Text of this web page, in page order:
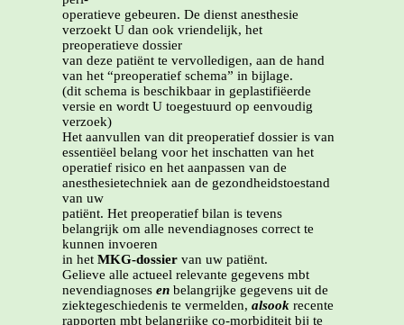
operatieve gebeuren. De dienst anesthesie
verzoekt U dan ook vriendelijk, het
preoperatieve dossier
van deze patiënt te vervolledigen, aan de hand
van het “preoperatief schema” in bijlage.
(dit schema is beschikbaar in geplastifiëerde
versie en wordt U toegestuurd op eenvoudig
verzoek)
Het aanvullen van dit preoperatief dossier is van
essentiëel belang voor het inschatten van het
operatief risico en het aanpassen van de
anesthesietechniek aan de gezondheidstoestand
van uw
patiënt. Het preoperatief bilan is tevens
belangrijk om alle nevendiagnoses correct te
kunnen invoeren
in het MKG-dossier van uw patiënt.
Gelieve alle actueel relevante gegevens mbt
nevendiagnoses en belangrijke gegevens uit de
ziektegeschiedenis te vermelden, alsook recente
rapporten mbt belangrijke co-morbiditeit bij te